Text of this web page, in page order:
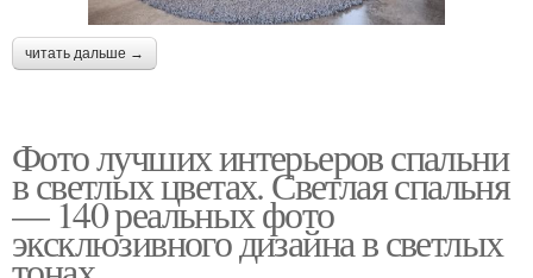
читать дальше →
Фото лучших интерьеров спальни
в светлых цветах. Светлая спальня
— 140 реальных фото
эксклюзивного дизайна в светлых